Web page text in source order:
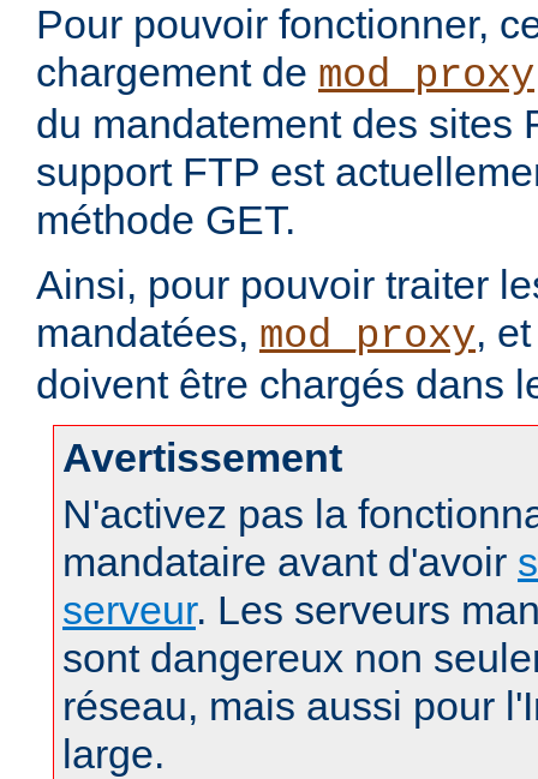
Pour pouvoir fonctionner,
chargement de mod_proxy
du mandatement des sites
support FTP est
méthode GET.
Ainsi, pour pouvoir traiter
mandatées, mod_proxy,
doivent être chargés dans
Avertissement
N'activez pas la
mandataire avant d'avoir
serveur. Les serveurs
sont dangereux non
réseau, mais aussi pour
large.